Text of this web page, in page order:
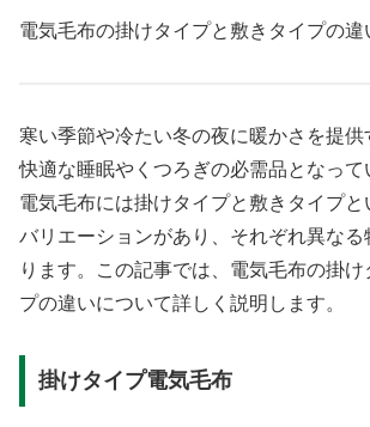
電気毛布の掛けタイプと敷きタイプの違
寒い季節や冷たい冬の夜に暖かさを提供
快適な睡眠やくつろぎの必需品となって
電気毛布には掛けタイプと敷きタイプ
バリエーションがあり、それぞれ異なる
ります。この記事では、電気毛布の掛け
プの違いについて詳しく説明します。
掛けタイプ電気毛布